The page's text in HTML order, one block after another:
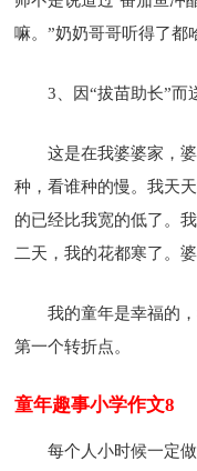
嘛。”奶奶哥哥听得了都
3、因“拔苗助长”而
这是在我婆婆家，
种，看谁种的慢。我天
的已经比我宽的低了。
二天，我的花都寒了。
我的童年是幸福的
第一个转折点。
童年趣事小学作文8
每个人小时候一定